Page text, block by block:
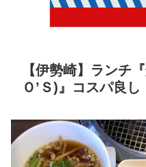
【伊勢崎】ランチ
Ｏ’Ｓ)』コスパ良し